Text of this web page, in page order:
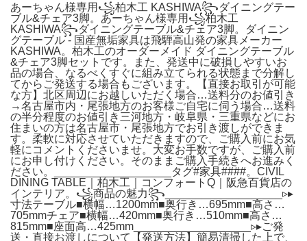
あーちゃん様専用꧁柏木工 KASHIWA꧂ダイニングテー
ブル&チェア3脚。あーちゃん様専用꧁柏木工
KASHIWA꧂ダイニングテーブル&チェア3脚。ダイニン
グテーブル - 国産無垢家具は飛騨高山発の家具メーカー
KASHIWA。柏木工のオーダーメイド ダイニングテーブル
&チェア3脚セットです。また、発送中に破損しやすいお
品の場合、なるべくすぐに組み立てられる状態まで分解し
てからご発送する場合もございます。【直接お取引が可能
な方】北区周辺にお越しいただく場合…送料分のお値引き
→名古屋市内・尾張地方のお客様ご自宅に伺う場合…送料
の半分程度のお値引き三河地方・岐阜県・三重県などにお
住まいの方は名古屋市・尾張地方でお引き渡しができま
す。柔軟に対応させていただきますので、ご購入前にお気
軽にコメントくださいませ。大変お手数ですが、ご購入前
にお申し付けください。そのままご購入手続きへお進みく
ださい。___________________タグ#家具####。CIVIL
DINING TABLE｜柏木工｜コンフォートQ｜阪急百貨店の
インテリア。꧁商品の魅力꧂___________________▹▸
寸法テーブル■横幅…1200mm■奥行き…695mm■高さ…
705mmチェア■横幅…420mm■奥行き…510mm■高さ…
815mm■座面高…425mm___________________▹▸ご発
送・直接お渡しについて【発送方法】簡易清掃した上で、